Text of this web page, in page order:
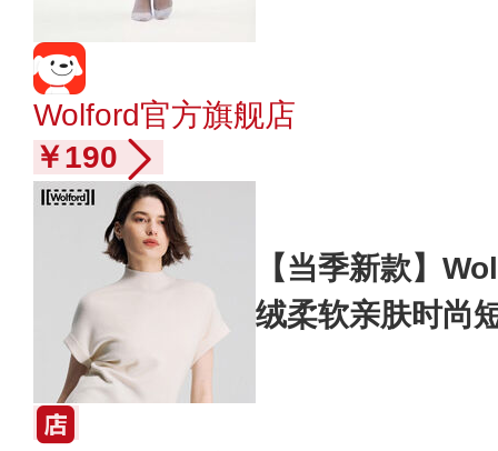
Wolford官方旗舰店
￥190
【当季新款】
绒柔软亲肤时尚